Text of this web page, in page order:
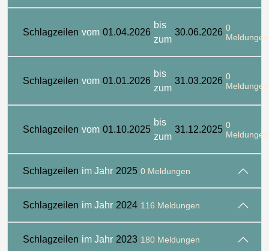
Schlagzeilen vom 01.04.2026
bis
zum
30.06.2026 0
Meldungen
Schlagzeilen vom 01.01.2026
bis
zum
31.03.2026 0
Meldungen
Schlagzeilen vom 01.10.2025
bis
zum
31.12.2025 0
Meldungen
Schlagzeilen im Jahr 2025 0 Meldungen
Schlagzeilen im Jahr 2024 116 Meldungen
Schlagzeilen im Jahr 2023 180 Meldungen